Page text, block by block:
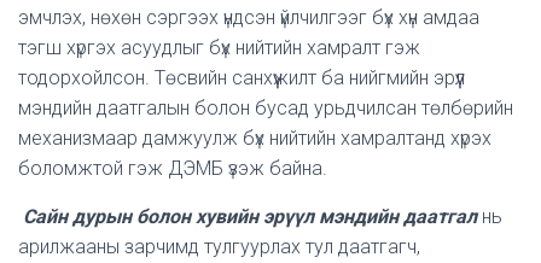
эмчлэх, нөхөн сэргээх үндсэн үйлчилгээг бүх хүн амдаа
тэгш хүргэх асуудлыг бүх нийтийн хамралт гэж
тодорхойлсон. Төсвийн санхүүжилт ба нийгмийн эрүүл
мэндийн даатгалын болон бусад урьдчилсан төлбөрийн
механизмаар дамжуулж бүх нийтийн хамралтанд хүрэх
боломжтой гэж ДЭМБ үзэж байна.
Сайн дурын болон хувийн эрүүл мэндийн даатгалнь
арилжааны зарчимд тулгуурлах тул даатгагч,